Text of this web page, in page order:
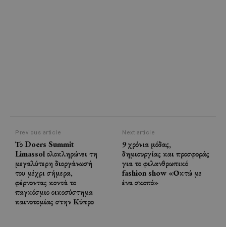
Previous article
Το Doers Summit
Limassol ολοκληρώνει τη
μεγαλύτερη διοργάνωσή
του μέχρι σήμερα,
φέρνοντας κοντά το
παγκόσμιο οικοσύστημα
καινοτομίας στην Κύπρο
Next article
9 χρόνια μόδας,
δημιουργίας και προσφοράς
για το φιλανθρωπικό
fashion show «Οκτώ με
ένα σκοπό»